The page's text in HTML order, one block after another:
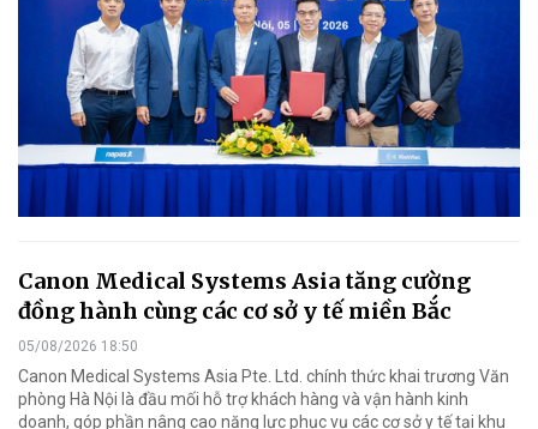
Canon Medical Systems Asia tăng cường
đồng hành cùng các cơ sở y tế miền Bắc
05/08/2026 18:50
Canon Medical Systems Asia Pte. Ltd. chính thức khai trương Văn
phòng Hà Nội là đầu mối hỗ trợ khách hàng và vận hành kinh
doanh, góp phần nâng cao năng lực phục vụ các cơ sở y tế tại khu